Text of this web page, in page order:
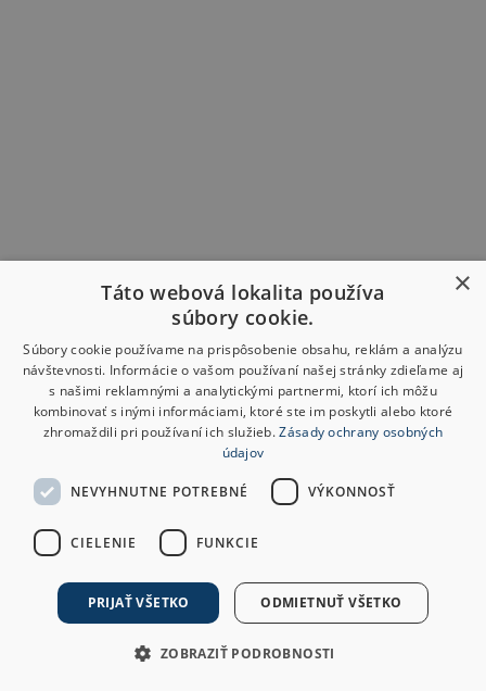
×
Táto webová lokalita používa
súbory cookie.
Súbory cookie používame na prispôsobenie obsahu, reklám a analýzu
návštevnosti. Informácie o vašom používaní našej stránky zdieľame aj
s našimi reklamnými a analytickými partnermi, ktorí ich môžu
kombinovať s inými informáciami, ktoré ste im poskytli alebo ktoré
zhromaždili pri používaní ich služieb.Zásady ochrany osobných
údajov
NEVYHNUTNE POTREBNÉ VÝKONNOSŤ
CIELENIE FUNKCIE
PRIJAŤ VŠETKO ODMIETNUŤ VŠETKO
ZOBRAZIŤ PODROBNOSTI